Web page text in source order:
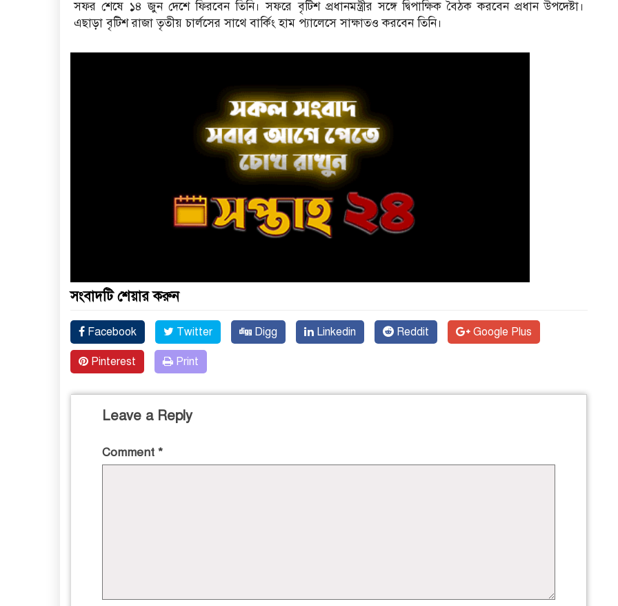
সফর শেষে ১৪ জুন দেশে ফিরবেন তিনি। সফরে বৃটিশ প্রধানমন্ত্রীর সঙ্গে দ্বিপাক্ষিক বৈঠক করবেন প্রধান উপদেষ্টা।
এছাড়া বৃটিশ রাজা তৃতীয় চার্লসের সাথে বার্কিং হাম প‍্যালেসে সাক্ষাতও করবেন তিনি।
সংবাদটি শেয়ার করুন
Facebook Twitter Digg Linkedin Reddit Google Plus
Pinterest Print
Leave a Reply
Comment *